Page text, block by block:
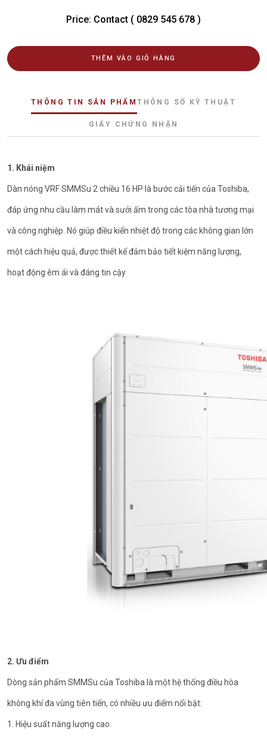
Price: Contact ( 0829 545 678 )
THÊM VÀO GIỎ HÀNG
THÔNG TIN SẢN PHẨMTHÔNG SỐ KỸ THUẬT
GIẤY CHỨNG NHẬN
1. Khái niệm
Dàn nóng VRF SMMSu 2 chiều 16 HP là bước cải tiến của Toshiba,
đáp ứng nhu cầu làm mát và sưởi ấm trong các tòa nhà tương mại
và công nghiệp. Nó giúp điều kiển nhiệt độ trong các không gian lớn
một cách hiệu quả, được thiết kế đảm bảo tiết kiệm năng lượng,
hoạt động êm ái và đáng tin cậy
2. Ưu điểm
Dòng sản phẩm SMMSu của Toshiba là một hệ thống điều hòa
không khí đa vùng tiên tiến, có nhiều ưu điểm nổi bật:
1. Hiệu suất năng lượng cao: